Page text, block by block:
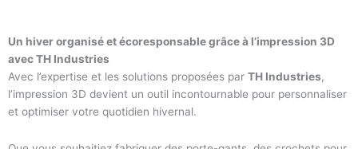
Un hiver organisé et écoresponsable grâce à l’impression 3D
avec TH Industries
Avec l’expertise et les solutions proposées par TH Industries,
l’impression 3D devient un outil incontournable pour personnaliser
et optimiser votre quotidien hivernal.